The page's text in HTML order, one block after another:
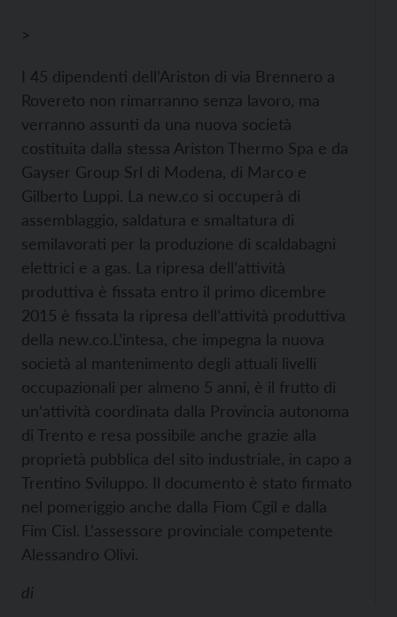
>
I 45 dipendenti dell’Ariston di via Brennero a
Rovereto non rimarranno senza lavoro, ma
verranno assunti da una nuova società
costituita dalla stessa Ariston Thermo Spa e da
Gayser Group Srl di Modena, di Marco e
Gilberto Luppi. La new.co si occuperà di
assemblaggio, saldatura e smaltatura di
semilavorati per la produzione di scaldabagni
elettrici e a gas. La ripresa dell’attività
produttiva è fissata entro il primo dicembre
2015 è fissata la ripresa dell’attività produttiva
della new.co.L’intesa, che impegna la nuova
società al mantenimento degli attuali livelli
occupazionali per almeno 5 anni, è il frutto di
un’attività coordinata dalla Provincia autonoma
di Trento e resa possibile anche grazie alla
proprietà pubblica del sito industriale, in capo a
Trentino Sviluppo. Il documento è stato firmato
nel pomeriggio anche dalla Fiom Cgil e dalla
Fim Cisl. L’assessore provinciale competente
Alessandro Olivi.
di